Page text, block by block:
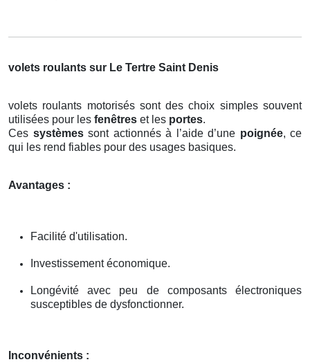
volets roulants sur Le Tertre Saint Denis
volets roulants motorisés sont des choix simples souvent
utilisées pour les fenêtres et les portes.
Ces systèmessont actionnés à l’aide d’une poignée, ce
qui les rend fiables pour des usages basiques.
Avantages :
Facilité d'utilisation.
Investissement économique.
Longévité avec peu de composants électroniques
susceptibles de dysfonctionner.
Inconvénients :